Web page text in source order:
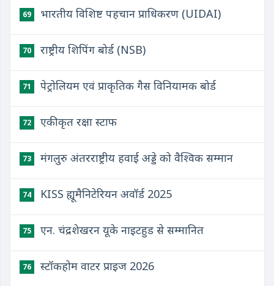
69 भारतीय विशिष्ट पहचान प्राधिकरण (UIDAI)
70 राष्ट्रीय शिपिंग बोर्ड (NSB)
71 पेट्रोलियम एवं प्राकृतिक गैस विनियामक बोर्ड
72 एकीकृत रक्षा स्टाफ
73 मंगलुरु अंतरराष्ट्रीय हवाई अड्डे को वैश्विक सम्मान
74 KISS ह्यूमैनिटेरियन अवॉर्ड 2025
75 एन. चंद्रशेखरन यूके नाइटहुड से सम्मानित
76 स्टॉकहोम वाटर प्राइज 2026